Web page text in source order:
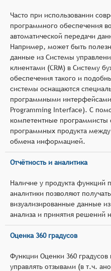
Часто при использовании
программного обеспечения
автоматической передачи
Например, может быть
данные из Системы
клиентами (CRM) в Систему
обеспечения такого и
системы оснащаются
программными
Programming Interface). С
компетентные программисты
программных продукта между
обмена информацией.
Отчётность и аналитика
Наличие у продукта функций
аналитики позволяют
визуализированные данные
анализа и принятия решений
Оценка 360 градусов
Функции Оценки 360 градусов
управлять отзывами (в т.ч.